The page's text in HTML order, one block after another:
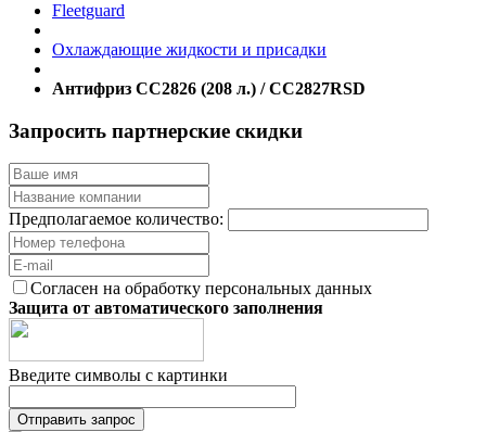
Fleetguard
Охлаждающие жидкости и присадки
Антифриз CC2826 (208 л.) / CC2827RSD
Запросить партнерские скидки
Предполагаемое количество:
Согласен на обработку персональных данных
Защита от автоматического заполнения
Введите символы с картинки